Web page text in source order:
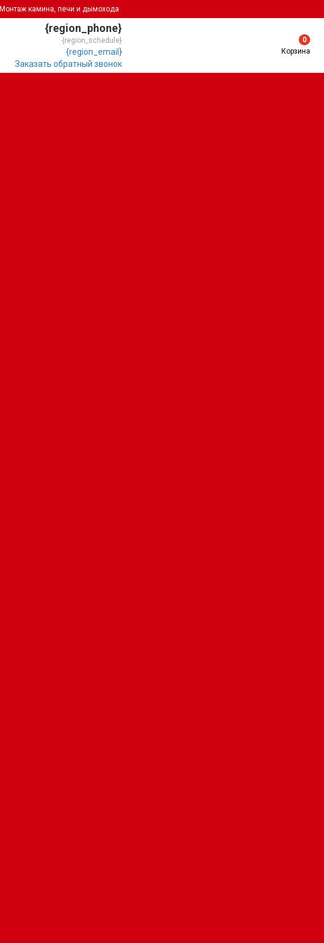
Монтаж камина, печи и дымохода
{region_phone}
{region_schedule}
{region_email}
Заказать обратный звонок
0
Корзина